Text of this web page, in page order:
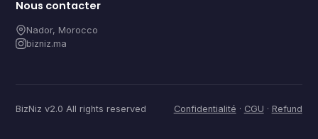
Nous contacter
Nador, Morocco
bizniz.ma
BizNiz v2.0 All rights reserved Confidentialité · CGU · Refund